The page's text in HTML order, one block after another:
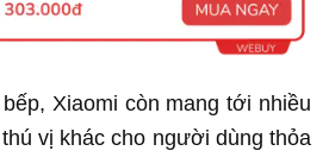
Xiaomi còn mang tới nhiều
vị khác cho người dùng thỏa